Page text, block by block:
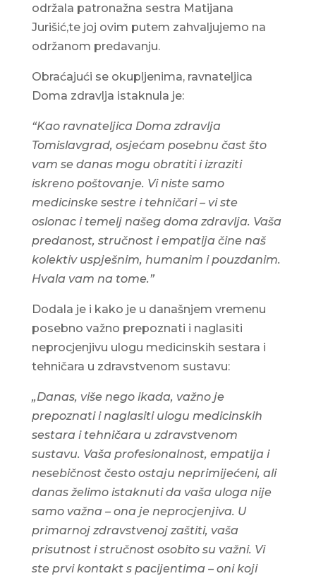
održala patronažna sestra Matijana
Jurišić,te joj ovim putem zahvaljujemo na
održanom predavanju.
Obraćajući se okupljenima, ravnateljica
Doma zdravlja istaknula je:
“Kao ravnateljica Doma zdravlja
Tomislavgrad, osjećam posebnu čast što
vam se danas mogu obratiti i izraziti
iskreno poštovanje. Vi niste samo
medicinske sestre i tehničari – vi ste
oslonac i temelj našeg doma zdravlja. Vaša
predanost, stručnost i empatija čine naš
kolektiv uspješnim, humanim i pouzdanim.
Hvala vam na tome.”
Dodala je i kako je u današnjem vremenu
posebno važno prepoznati i naglasiti
neprocjenjivu ulogu medicinskih sestara i
tehničara u zdravstvenom sustavu:
„Danas, više nego ikada, važno je
prepoznati i naglasiti ulogu medicinskih
sestara i tehničara u zdravstvenom
sustavu. Vaša profesionalnost, empatija i
nesebičnost često ostaju neprimijećeni, ali
danas želimo istaknuti da vaša uloga nije
samo važna – ona je neprocjenjiva. U
primarnoj zdravstvenoj zaštiti, vaša
prisutnost i stručnost osobito su važni. Vi
ste prvi kontakt s pacijentima – oni koji